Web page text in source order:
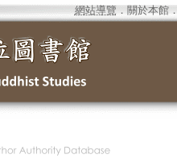
網站導覽 ． 關於本館．